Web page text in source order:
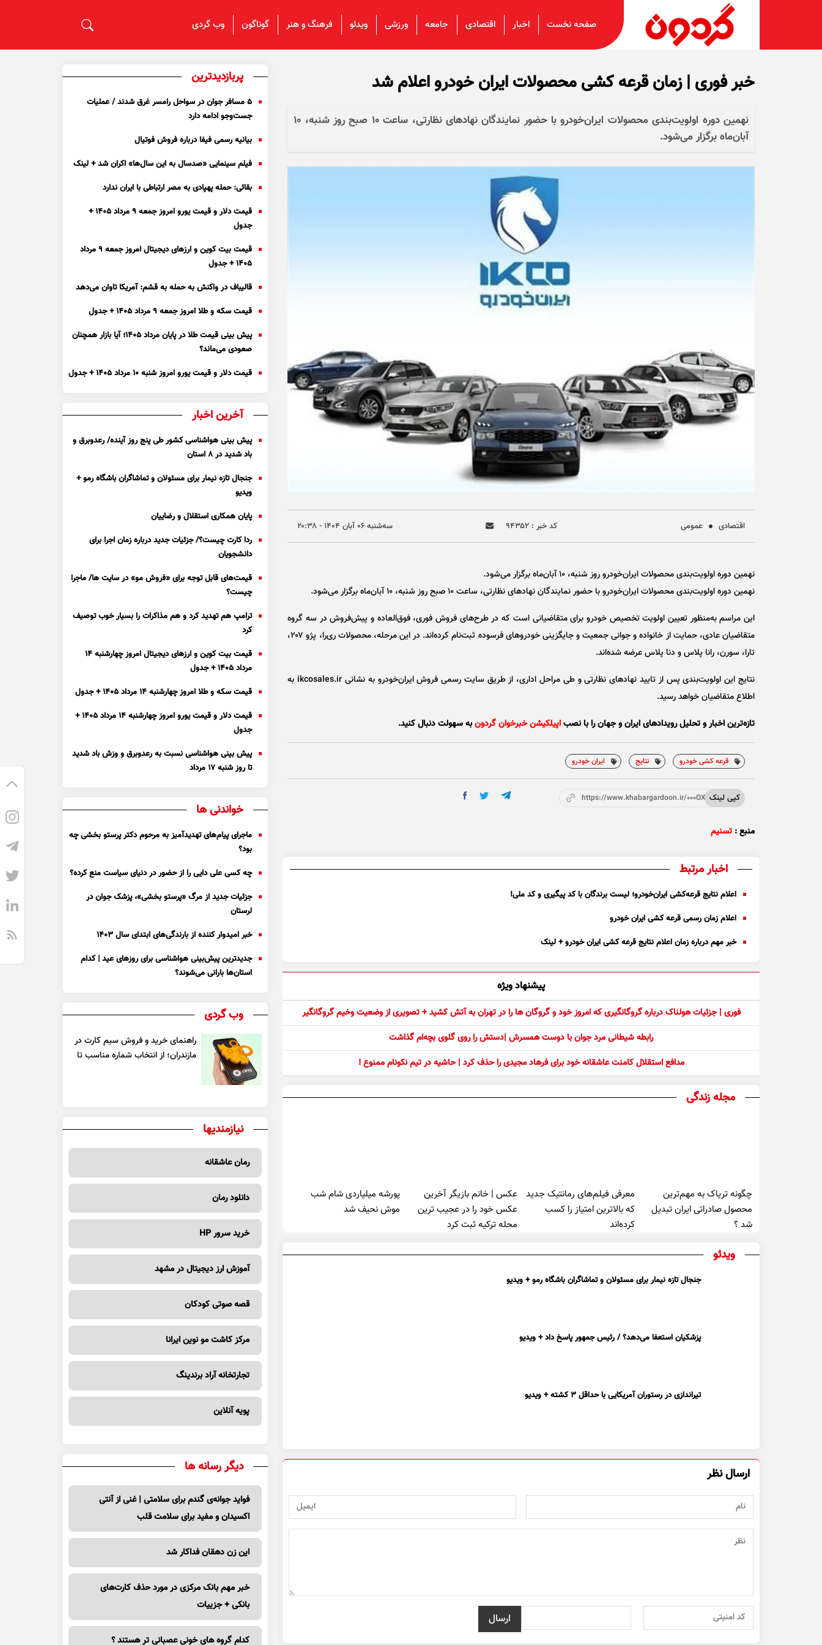
صفحه نخست اخبار اقتصادی جامعه ورزشی ویدئو فرهنگ و هنر گوناگون وب گردی
خبر فوری | زمان قرعه کشی محصولات ایران خودرو اعلام شد
نهمین دوره اولویت‌بندی محصولات ایران‌خودرو با حضور نمایندگان نهاد‌های نظارتی، ساعت ۱۰ صبح روز شنبه، ۱۰
آبان‌ماه برگزار می‌شود.
اقتصادی عمومی کد خبر : ۹۴۳۵۲ سه‌شنبه ۰۶ آبان ۱۴۰۴ - ۲۰:۳۸
نهمین دوره اولویت‌بندی محصولات ایران‌خودرو روز شنبه، ۱۰ آبان‌ماه برگزار می‌شود.
نهمین دوره اولویت‌بندی محصولات ایران‌خودرو با حضور نمایندگان نهاد‌های نظارتی، ساعت ۱۰ صبح روز شنبه، ۱۰ آبان‌ماه برگزار می‌شود.
این مراسم به‌منظور تعیین اولویت تخصیص خودرو برای متقاضیانی است که در طرح‌های فروش فوری، فوق‌العاده و پیش‌فروش در سه گروه
متقاضیان عادی، حمایت از خانواده و جوانی جمعیت و جایگزینی خودرو‌های فرسوده ثبت‌نام کرده‌اند. در این مرحله، محصولات ری‌را، پژو ۲۰۷،
تارا، سورن، رانا پلاس و دنا پلاس عرضه شده‌اند.
نتایج این اولویت‌بندی پس از تایید نهاد‌های نظارتی و طی مراحل اداری، از طریق سایت رسمی فروش ایران‌خودرو به نشانی ikcosales.ir به
اطلاع متقاضیان خواهد رسید.
تازه‌ترین اخبار و تحلیل‌ رویدادهای ایران و جهان را با نصباپیلکیشن خبرخوان گردونبه سهولت دنبال کنید.
قرعه کشی خودرو نتایج ایران خودرو
کپی لینکhttps://www.khabargardoon.ir/000OXo
منبع : تسنیم
اخبار مرتبط
اعلام نتایج قرعه‌کشی ایران‌خودرو؛ لیست برندگان با کد پیگیری و کد ملی!
اعلام زمان رسمی قرعه کشی ایران خودرو
خبر مهم درباره زمان اعلام نتایج قرعه کشی ایران خودرو + لینک
پیشنهاد ویژه
فوری | جزئیات هولناک درباره گروگانگیری که امروز خود و گروگان ها را در تهران به آتش کشید + تصویری از وضعیت وخیم گروگانگیر
رابطه شیطانی مرد جوان با دوست همسرش |دستش را روی گلوی بچه‌ام گذاشت
مدافع استقلال کامنت عاشقانه خود برای فرهاد مجیدی را حذف کرد | حاشیه در تیم نکونام ممنوع !
مجله زندگی
چگونه تریاک به مهم‌ترین
محصول صادراتی ایران تبدیل
شد ؟
معرفی فیلم‌های رمانتیک جدید
که بالاترین امتیاز را کسب
کرده‌اند
عکس | خانم بازیگر آخرین
عکس خود را در عجیب ترین
محله ترکیه ثبت کرد
پورشه میلیاردی شام شب
موش‌ نحیف شد
ویدئو
جنجال تازه نیمار برای مسئولان و تماشاگران باشگاه رمو + ویدیو
پزشکیان استعفا می‌دهد؟ / رئیس جمهور پاسخ داد + ویدیو
تیراندازی در رستوران آمریکایی با حداقل ۳ کشته + ویدیو
ارسال نظر
پربازدیدترین
۵ مسافر جوان در سواحل رامسر غرق شدند / عملیات
جست‌و‌جو ادامه دارد
بیانیه رسمی فیفا درباره فروش فوتیال
فیلم سینمایی «صدسال به این سال‌ها» اکران شد + لینک
بقائی: حمله پهپادی به مصر ارتباطی با ایران ندارد
قیمت دلار و قیمت یورو امروز جمعه ۹ مرداد ۱۴۰۵ +
جدول
قیمت بیت کوین و ارز‌های دیجیتال امروز جمعه ۹ مرداد
۱۴۰۵ + جدول
قالیباف در واکنش به حمله به قشم: آمریکا تاوان می‌دهد
قیمت سکه و طلا امروز جمعه ۹ مرداد ۱۴۰۵ + جدول
پیش بینی قیمت طلا در پایان مرداد 1405؛ آیا بازار همچنان
صعودی می‌ماند؟
قیمت دلار و قیمت یورو امروز شنبه ۱۰ مرداد ۱۴۰۵ + جدول
آخرین اخبار
پیش بینی هواشناسی کشور طی پنج روز آینده/ رعدوبرق و
باد شدید در ۸ استان
جنجال تازه نیمار برای مسئولان و تماشاگران باشگاه رمو +
ویدیو
پایان همکاری استقلال و رضاییان
ردا کارت چیست؟/ جزئیات جدید درباره زمان اجرا برای
دانشجویان
قیمت‌های قابل توجه برای «فروش مو» در سایت ها/ ماجرا
چیست؟
ترامپ هم تهدید کرد و هم مذاکرات را بسیار خوب توصیف
کرد
قیمت بیت کوین و ارز‌های دیجیتال امروز چهارشنبه ۱۴
مرداد ۱۴۰۵ + جدول
قیمت سکه و طلا امروز چهارشنبه ۱۴ مرداد ۱۴۰۵ + جدول
قیمت دلار و قیمت یورو امروز چهارشنبه ۱۴ مرداد ۱۴۰۵ +
جدول
پیش بینی هواشناسی نسبت به رعدوبرق و وزش باد شدید
تا روز شنبه ۱۷ مرداد
خواندنی ها
ماجرای پیام‌های تهدیدآمیز به مرحوم دکتر پرستو بخشی چه
بود؟
چه کسی علی دایی را از حضور در دنیای سیاست منع کرده؟
جزئیات جدید از مرگ «پرستو بخشی»، پزشک جوان در
لرستان
خبر امیدوار کننده از بارندگی‌های ابتدای سال ۱۴۰۳
جدیدترین پیش‌بینی هواشناسی برای روزهای عید | کدام
استان‌ها بارانی می‌شوند؟
وب گردی
راهنمای خرید و فروش سیم کارت در
مازندران؛ از انتخاب شماره مناسب تا
نیازمندیها
رمان عاشقانه
دانلود رمان
خرید سرور HP
آموزش ارز دیجیتال در مشهد
قصه صوتی کودکان
مرکز کاشت مو نوین ایرانا
تجارتخانه آراد برندینگ
پویه آنلاین
دیگر رسانه ها
فواید جوانه‌ی گندم برای سلامتی | غنی از آنتی
اکسیدان و مفید برای سلامت قلب
این زن دهقان فداکار شد
خبر مهم بانک مرکزی در مورد حذف کارت‌های
بانکی + جزییات
کدام گروه های خونی عصبانی تر هستند ؟